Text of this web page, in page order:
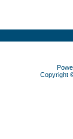
Copyright